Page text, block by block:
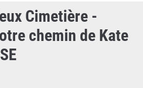
Cimetière -
chemin de Kate